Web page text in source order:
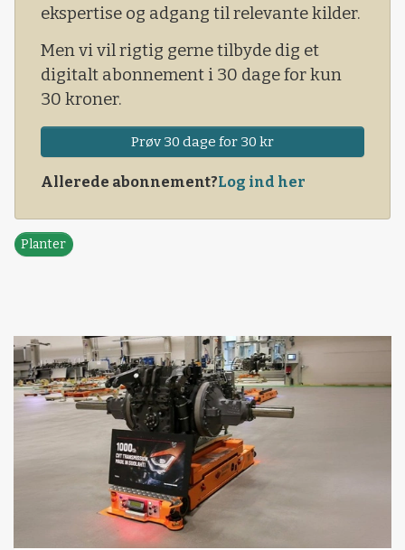
ekspertise og adgang til relevante kilder.
Men vi vil rigtig gerne tilbyde dig et
digitalt abonnement i 30 dage for kun
30 kroner.
Prøv 30 dage for 30 kr
Allerede abonnement?Log ind her
Planter